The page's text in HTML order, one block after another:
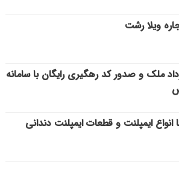
ویلا رشت
ملک و صدور کد رهگیری رایگان با سامانه
انواع ایمپلنت و قطعات ایمپلنت دندانی